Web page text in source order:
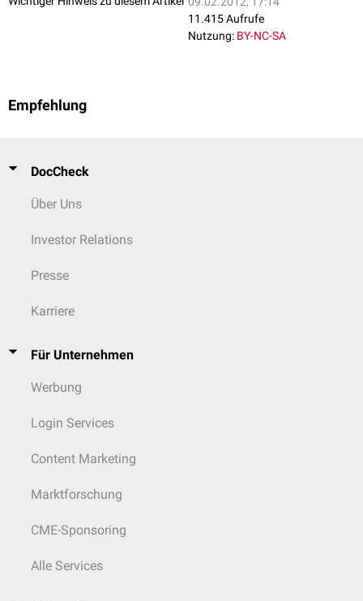
11.415 Aufrufe
Nutzung: BY-NC-SA
Empfehlung
DocCheck
Über Uns
Investor Relations
Presse
Karriere
Für Unternehmen
Werbung
Login Services
Content Marketing
Marktforschung
CME-Sponsoring
Alle Services